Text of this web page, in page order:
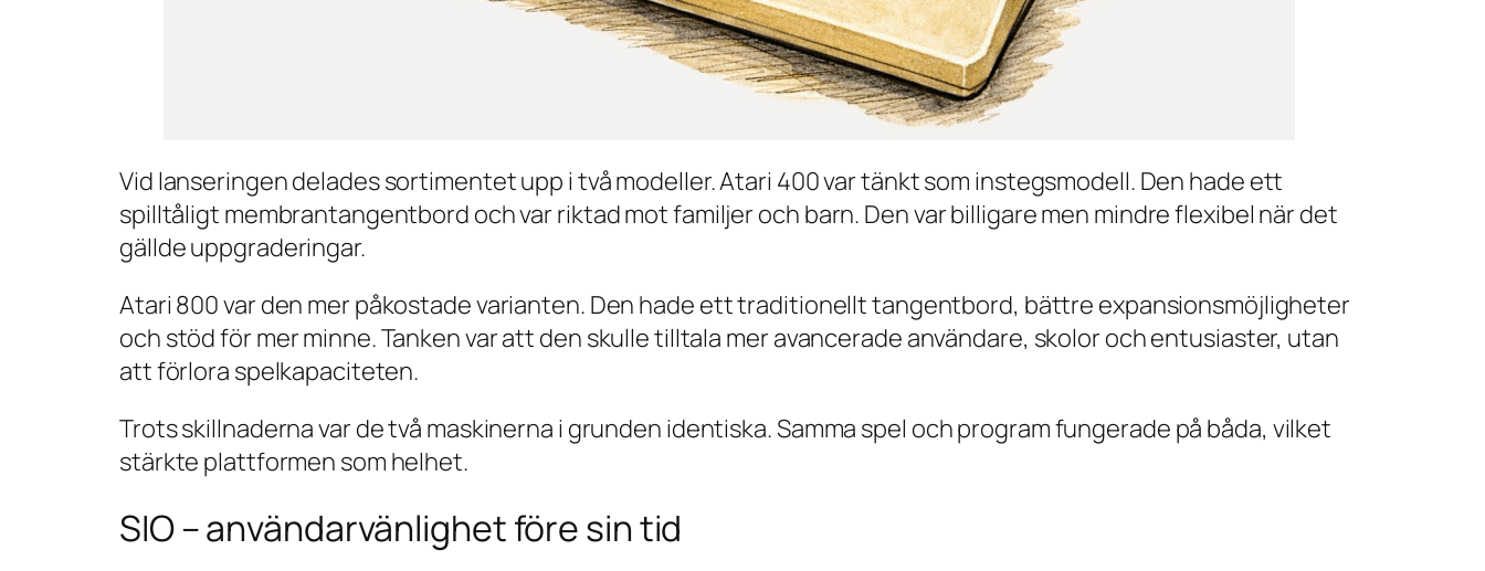
Vid lanseringen delades sortimentet upp i två modeller. Atari 400 var tänkt som instegsmodell. Den hade ett
spilltåligt membrantangentbord och var riktad mot familjer och barn. Den var billigare men mindre flexibel när det
gällde uppgraderingar.
Atari 800 var den mer påkostade varianten. Den hade ett traditionellt tangentbord, bättre expansionsmöjligheter
och stöd för mer minne. Tanken var att den skulle tilltala mer avancerade användare, skolor och entusiaster, utan
att förlora spelkapaciteten.
Trots skillnaderna var de två maskinerna i grunden identiska. Samma spel och program fungerade på båda, vilket
stärkte plattformen som helhet.
SIO – användarvänlighet före sin tid